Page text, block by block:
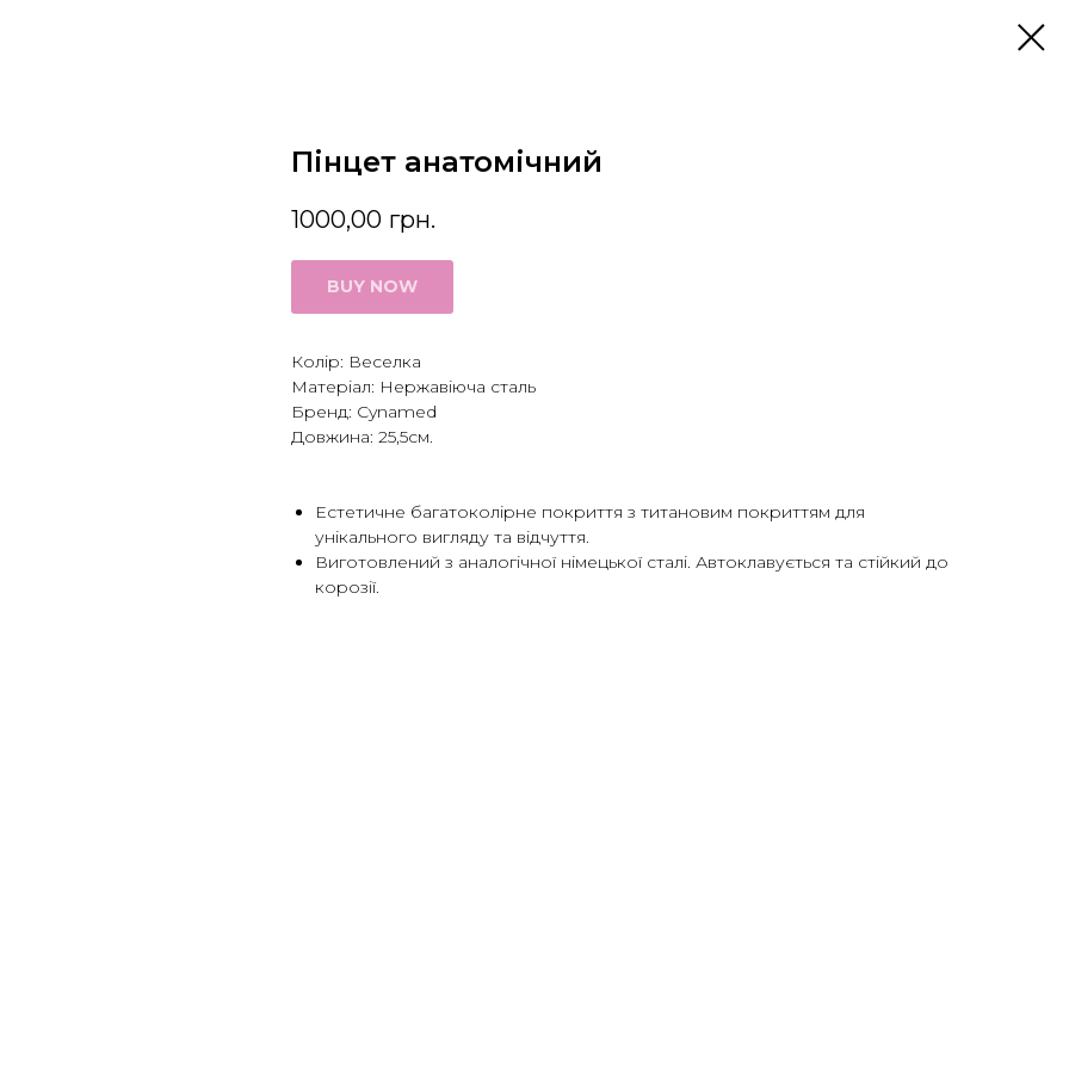
Пінцет анатомічний
1000,00 грн.
BUY NOW
Колір: Веселка
Матеріал: Нержавіюча сталь
Бренд: Cynamed
Довжина: 25,5см.
Естетичне багатоколірне покриття з титановим покриттям для
унікального вигляду та відчуття.
Виготовлений з аналогічної німецької сталі. Автоклавується та стійкий до
корозії.